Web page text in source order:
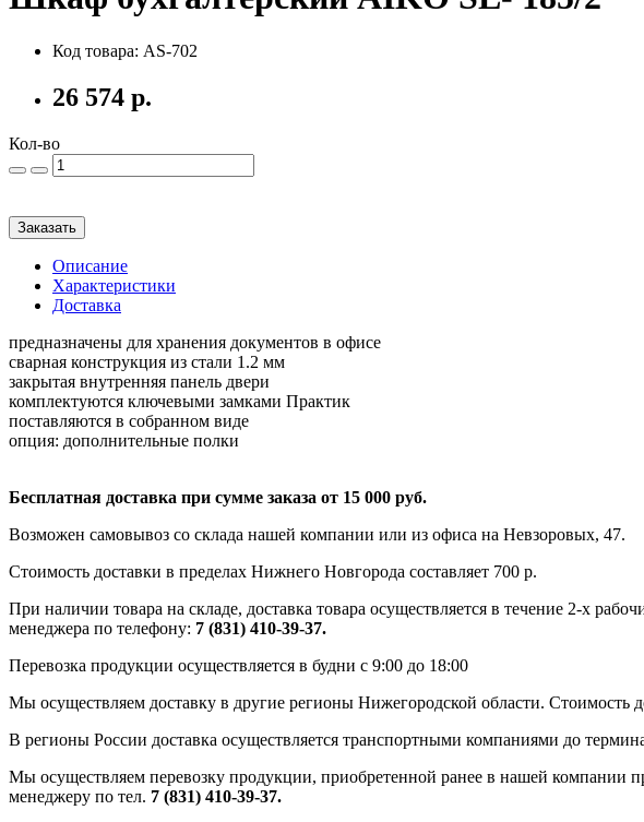
Код товара: AS-702
26 574 р.
Кол-во
Заказать
Описание
Характеристики
Доставка
предназначены для хранения документов в офисе
сварная конструкция из стали 1.2 мм
закрытая внутренняя панель двери
комплектуются ключевыми замками Практик
поставляются в собранном виде
опция: дополнительные полки
Бесплатная доставка при сумме заказа от 15 000 руб.
Возможен самовывоз со склада нашей компании или из офиса на Невзоровых, 47.
Стоимость доставки в пределах Нижнего Новгорода составляет 700 р.
При наличии товара на складе, доставка товара осуществляется в течение 2-х
менеджера по телефону: 7 (831) 410-39-37.
Перевозка продукции осуществляется в будни с 9:00 до 18:00
Мы осуществляем доставку в другие регионы Нижегородской области. Стоимость
В регионы России доставка осуществляется транспортными компаниями до
Мы осуществляем перевозку продукции, приобретенной ранее в нашей компании
менеджеру по тел. 7 (831) 410-39-37.